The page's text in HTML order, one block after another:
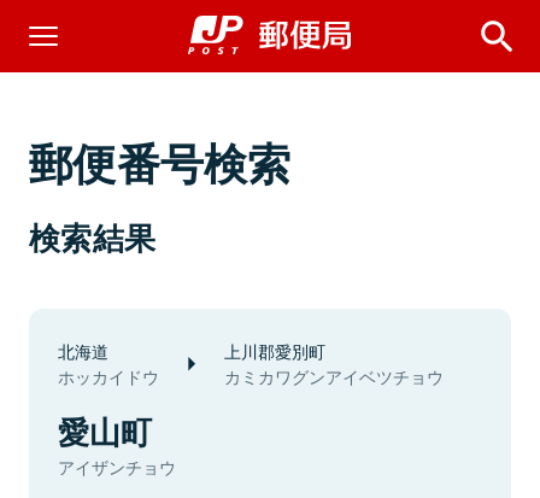
郵便番号検索
検索結果
北海道
ホッカイドウ
上川郡愛別町
カミカワグンアイベツチョウ
愛山町
アイザンチョウ